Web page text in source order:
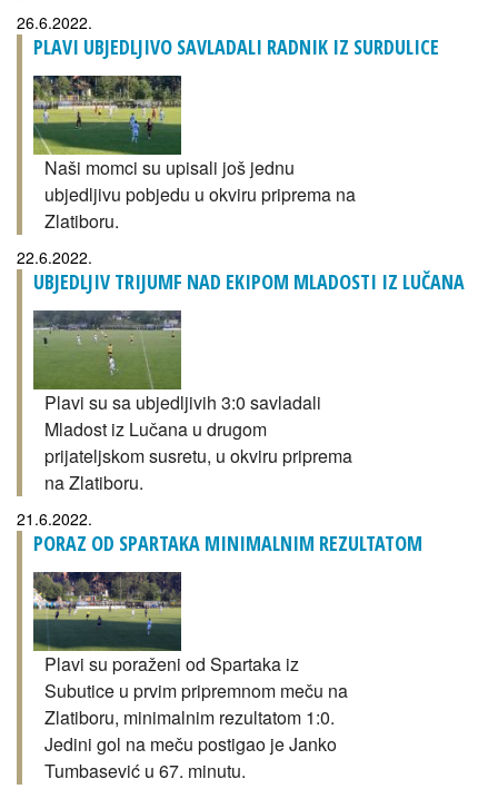
26.6.2022.
PLAVI UBJEDLJIVO SAVLADALI RADNIK IZ SURDULICE
Naši momci su upisali još jednu
ubjedljivu pobjedu u okviru priprema na
Zlatiboru.
22.6.2022.
UBJEDLJIV TRIJUMF NAD EKIPOM MLADOSTI IZ LUČANA
Plavi su sa ubjedljivih 3:0 savladali
Mladost iz Lučana u drugom
prijateljskom susretu, u okviru priprema
na Zlatiboru.
21.6.2022.
PORAZ OD SPARTAKA MINIMALNIM REZULTATOM
Plavi su poraženi od Spartaka iz
Subutice u prvim pripremnom meču na
Zlatiboru, minimalnim rezultatom 1:0.
Jedini gol na meču postigao je Janko
Tumbasević u 67. minutu.